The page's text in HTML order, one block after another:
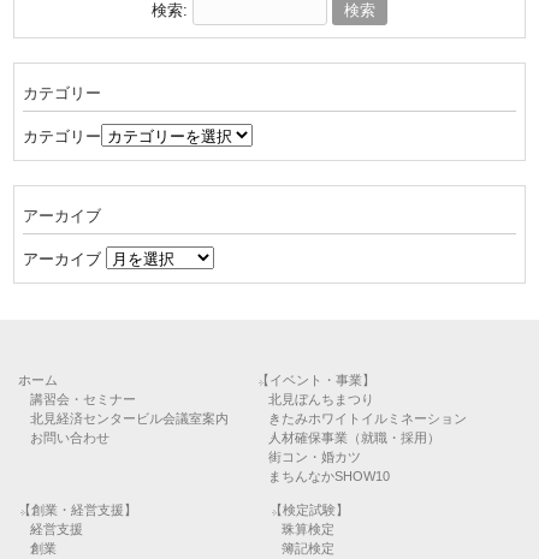
検索:
カテゴリー
カテゴリー
アーカイブ
アーカイブ
ホーム
講習会・セミナー
北見経済センタービル会議室案内
お問い合わせ
【イベント・事業】
北見ぼんちまつり
きたみホワイトイルミネーション
人材確保事業（就職・採用）
街コン・婚カツ
まちんなかSHOW10
【創業・経営支援】
経営支援
創業
【検定試験】
珠算検定
簿記検定